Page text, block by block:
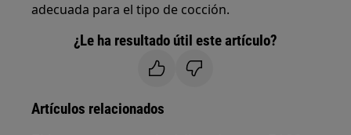
adecuada para el tipo de cocción.
¿Le ha resultado útil este artículo?
Artículos relacionados